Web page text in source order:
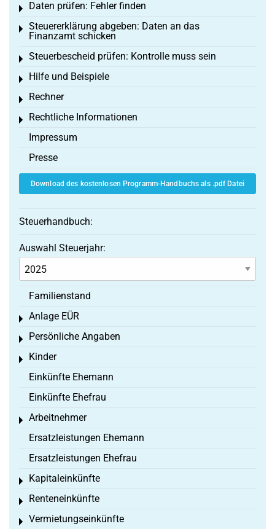
Daten prüfen: Fehler finden
Toggle menu
Steuererklärung abgeben: Daten an das
Finanzamt schicken
Toggle menu
Steuerbescheid prüfen: Kontrolle muss sein
Toggle menu
Hilfe und Beispiele
Toggle menu
Rechner
Toggle menu
Rechtliche Informationen
Toggle menu
Impressum
Presse
Download des kostenlosen Programm-Handbuchs als .pdf Datei
Steuerhandbuch:
Auswahl Steuerjahr:
Familienstand
Anlage EÜR
Toggle menu
Persönliche Angaben
Toggle menu
Kinder
Toggle menu
Einkünfte Ehemann
Einkünfte Ehefrau
Arbeitnehmer
Toggle menu
Ersatzleistungen Ehemann
Ersatzleistungen Ehefrau
Kapitaleinkünfte
Toggle menu
Renteneinkünfte
Toggle menu
Vermietungseinkünfte
Toggle menu